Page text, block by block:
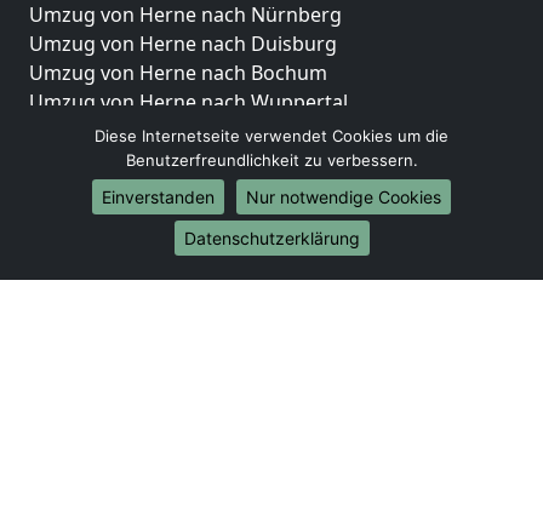
Umzug von Herne nach Nürnberg
Umzug von Herne nach Duisburg
Umzug von Herne nach Bochum
Umzug von Herne nach Wuppertal
Umzug von Herne nach Bielefeld
Umzug von Herne nach Bonn
Umzug von Herne nach Münster
Internationale-Umzüge
Umzug von Herne nach Brasilien
Diese Internetseite verwendet Cookies um die
Benutzerfreundlichkeit zu verbessern.
Einverstanden
Nur notwendige Cookies
Datenschutzerklärung